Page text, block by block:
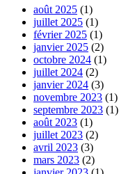
août 2025 (1)
juillet 2025 (1)
février 2025 (1)
janvier 2025 (2)
octobre 2024 (1)
juillet 2024 (2)
janvier 2024 (3)
novembre 2023 (1)
septembre 2023 (1)
août 2023 (1)
juillet 2023 (2)
avril 2023 (3)
mars 2023 (2)